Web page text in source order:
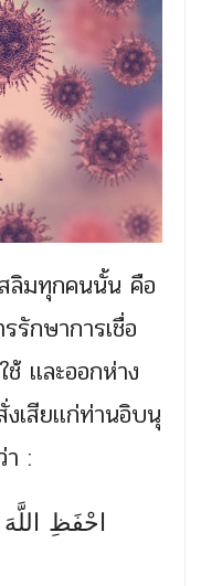
สลิมทุกคนนั้น คือ
รักษาการเชื่อ
เเละออกห่าง
:
احْفَظِ